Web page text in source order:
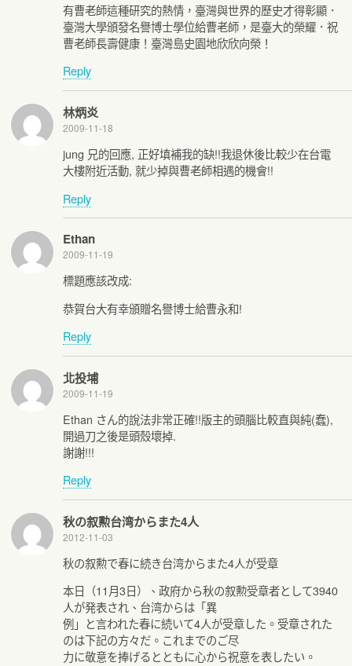
有曹老師這種研究的熱情，臺灣與世界的歷史才得彰顯．
臺灣大學頒發名譽博士學位給曹老師，是臺大的榮耀．祝
曹老師長壽健康！臺灣島史園地欣欣向榮！
Reply
林炳炎
2009-11-18
jung 兄的回應, 正好填補我的缺!!我退休後比較少在台電
大樓附近活動, 就少掉與曹老師相遇的機會!!
Reply
Ethan
2009-11-19
標題應該改成:
恭賀台大有幸頒贈名譽博士給曹永和!
Reply
北投埔
2009-11-19
Ethan さん的說法非常正確!!版主的頭腦比較直與純(蠢),
開過刀之後是頭殼壞掉.
謝謝!!!
Reply
秋の叙勲台湾からまた4人
2012-11-03
秋の叙勲で春に続き台湾からまた4人が受章
本日（11月3日）、政府から秋の叙勲受章者として3940
人が発表され、台湾からは「異
例」と言われた春に続いて4人が受章した。受章された
のは下記の方々だ。これまでのご尽
力に敬意を捧げるとともに心から祝意を表したい。